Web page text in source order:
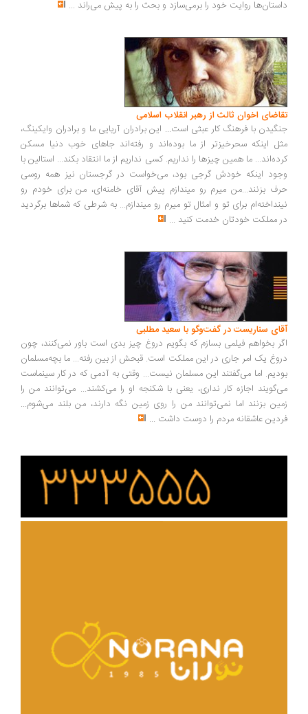
روایت خود را برمی‌سازد و بحث را به پیش می‌راند...
اخوان ثالث از رهبر انقلاب اسلامی
با فرهنگ کار عبثی است... این برادران آریایی ما و برادران وایکینگ،
اینکه سحرخیزتر از ما بوده‌اند و رفته‌اند جاهای خوب دنیا مسکن
ما همین چیزها را نداریم. کسی نداریم از ما انتقاد بکند... استالین با
اینکه خودش گرجی بود، می‌خواست در گرجستان نیز همه روسی
بزنند...من میرم رو میندازم پیش آقای خامنه‌ای، من برای خودم رو
برای تو و امثال تو میرم رو میندازم... به شرطی که شماها برگردید
مملکت خودتان خدمت کنید...
سناریست در گفت‌وگو با سعید مطلبی
بخواهم فیلمی بسازم که بگویم دروغ چیز بدی است باور نمی‌کنند، چون
یک امر جاری در این مملکت است. قبحش از بین رفته... ما بچه‌مسلمان
اما می‌گفتند این مسلمان نیست... وقتی به آدمی که در کار سینماست
اجازه کار نداری، یعنی با شکنجه او را می‌کشند... می‌توانند من را
بزنند اما نمی‌توانند من را روی زمین نگه دارند، من بلند می‌شوم...
عاشقانه مردم را دوست داشت ...